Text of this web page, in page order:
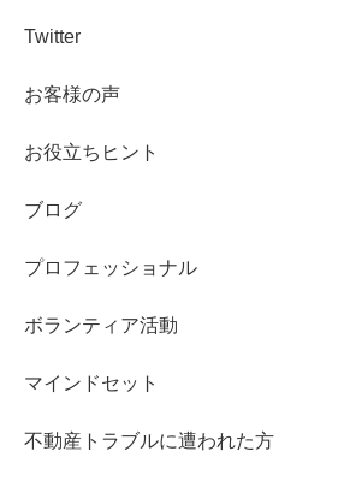
Twitter
お客様の声
お役立ちヒント
ブログ
プロフェッショナル
ボランティア活動
マインドセット
不動産トラブルに遭われた方